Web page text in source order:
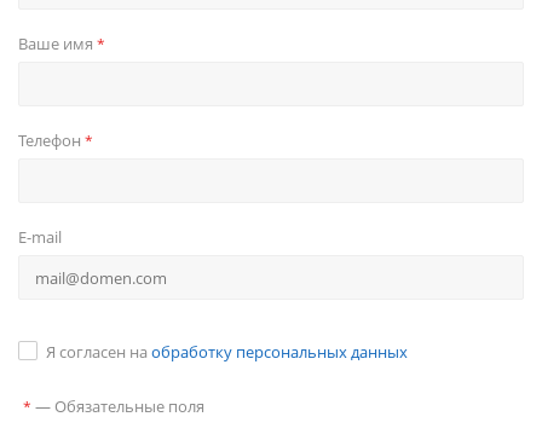
Ваше имя *
Телефон *
E-mail
Я согласен на обработку персональных данных
* — Обязательные поля